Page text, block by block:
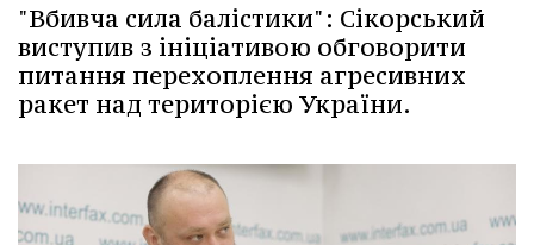
"Вбивча сила балістики": Сікорський
виступив з ініціативою обговорити
питання перехоплення агресивних
ракет над територією України.